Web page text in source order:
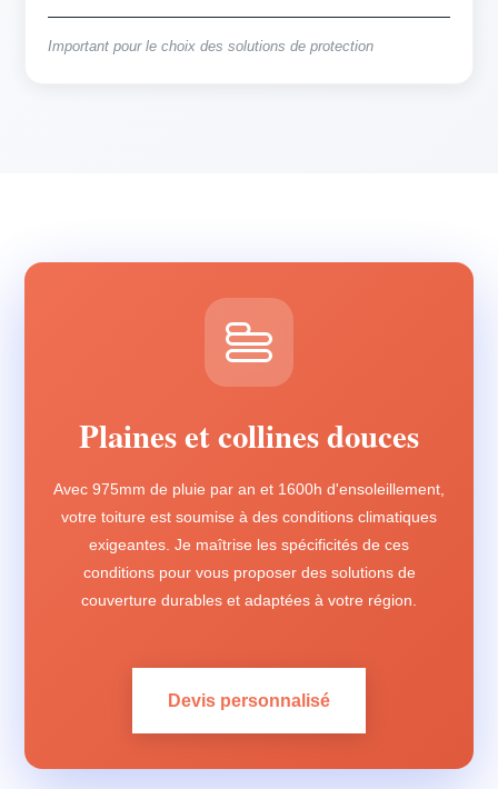
Important pour le choix des solutions de protection
Plaines et collines douces
Avec 975mm de pluie par an et 1600h d'ensoleillement,
votre toiture est soumise à des conditions climatiques
exigeantes. Je maîtrise les spécificités de ces
conditions pour vous proposer des solutions de
couverture durables et adaptées à votre région.
Devis personnalisé